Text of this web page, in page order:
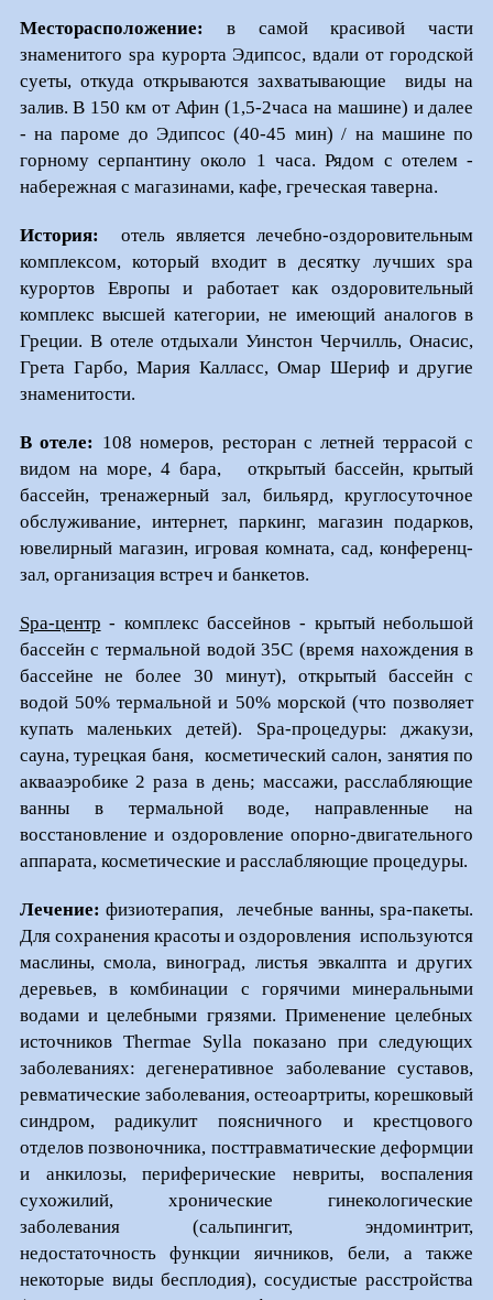
Месторасположение: в самой красивой части
знаменитого spa курорта Эдипсос, вдали от городской
суеты, откуда открываются захватывающие виды на
залив. B 150 км от Афин (1,5-2часа на машине) и далее
- на пароме до Эдипсос (40-45 мин) / на машине по
горному серпантину около 1 часа. Рядом с отелем -
набережная с магазинами, кафе, греческая таверна.
История: отель является лечебно-оздоровительным
комплексом, который входит в десятку лучших spa
курортов Европы и работает как оздоровительный
комплекс высшей категории, не имеющий аналогов в
Греции. В отеле отдыхали Уинстон Черчилль, Онасис,
Грета Гарбо, Мария Калласс, Омар Шериф и другие
знаменитости.
В отеле: 108 номеров, ресторан с летней террасой с
видом на море, 4 бара, открытый бассейн, крытый
бассейн, тренажерный зал, бильярд, круглосуточное
обслуживание, интернет, паркинг, магазин подарков,
ювелирный магазин, игровая комната, сад, конференц-
зал, организация встреч и банкетов.
Spa-центр - комплекс бассейнов - крытый небольшой
бассейн с термальной водой 35С (время нахождения в
бассейне не более 30 минут), открытый бассейн с
водой 50% термальной и 50% морской (что позволяет
купать маленьких детей). Spa-процедуры: джакузи,
сауна, турецкая баня, косметический салон, занятия по
аквааэробике 2 раза в день; массажи, расслабляющие
ванны в термальной воде, направленные на
восстановление и оздоровление опорно-двигательного
аппарата, косметические и расслабляющие процедуры.
Лечение: физиотерапия, лечебные ванны, spa-пакеты.
Для сохранения красоты и оздоровления используются
маслины, смола, виноград, листья эвкалпта и других
деревьев, в комбинации с горячими минеральными
водами и целебными грязями. Применение целебных
источников Thermae Sylla показано при следующих
заболеваниях: дегенеративное заболевание суставов,
ревматические заболевания, остеоартриты, корешковый
синдром, радикулит поясничного и крестцового
отделов позвоночника, посттравматические деформции
и анкилозы, периферические невриты, воспаления
сухожилий, хронические гинекологические
заболевания (сальпингит, эндоминтрит,
недостаточность функции яичников, бели, а также
некоторые виды бесплодия), сосудистые расстройства